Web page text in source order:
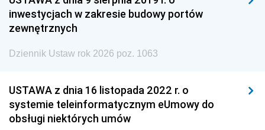
inwestycjach w zakresie budowy portów
zewnętrznych
Dziennik Ustaw rok 2026 poz. 1063
USTAWA z dnia 16 listopada 2022 r. o
systemie teleinformatycznym eUmowy do
obsługi niektórych umów